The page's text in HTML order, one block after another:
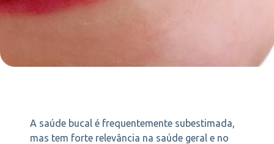
A saúde bucal é frequentemente subestimada,
mas tem forte relevância na saúde geral e no